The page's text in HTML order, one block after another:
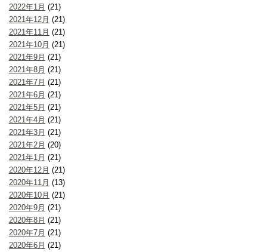
2022年1月 (21)
2021年12月 (21)
2021年11月 (21)
2021年10月 (21)
2021年9月 (21)
2021年8月 (21)
2021年7月 (21)
2021年6月 (21)
2021年5月 (21)
2021年4月 (21)
2021年3月 (21)
2021年2月 (20)
2021年1月 (21)
2020年12月 (21)
2020年11月 (13)
2020年10月 (21)
2020年9月 (21)
2020年8月 (21)
2020年7月 (21)
2020年6月 (21)